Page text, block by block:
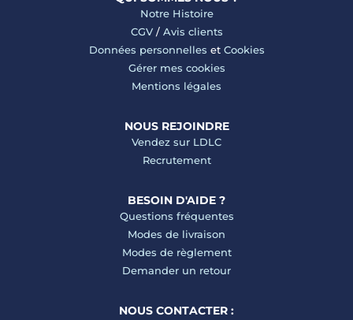
Notre Histoire
CGV/ Avis clients
Données personnelles et Cookies
Gérer mes cookies
Mentions légales
NOUS REJOINDRE
Vendez sur LDLC
Recrutement
BESOIN D'AIDE ?
Questions fréquentes
Modes de livraison
Modes de règlement
Demander un retour
NOUS CONTACTER :